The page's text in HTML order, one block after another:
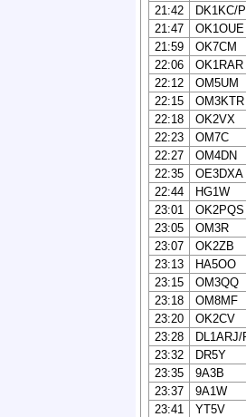
21:42
DK1KC/P
21:47
OK1OUE
21:59
OK7CM
22:06
OK1RAR
22:12
OM5UM
22:15
OM3KTR
22:18
OK2VX
22:23
OM7C
22:27
OM4DN
22:35
OE3DXA
22:44
HG1W
23:01
OK2PQS
23:05
OM3R
23:07
OK2ZB
23:13
HA5OO
23:15
OM3QQ
23:18
OM8MF
23:20
OK2CV
23:28
DL1ARJ/
23:32
DR5Y
23:35
9A3B
23:37
9A1W
23:41
YT5V